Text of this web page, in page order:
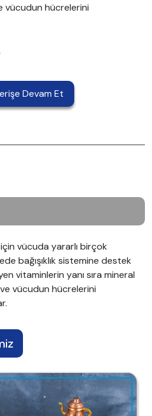
vücudun hücrelerini
Devam Et
vücuda yararlı birçok
bağışıklık sistemine destek
vitaminlerin yanı sıra mineral
vücudun hücrelerini